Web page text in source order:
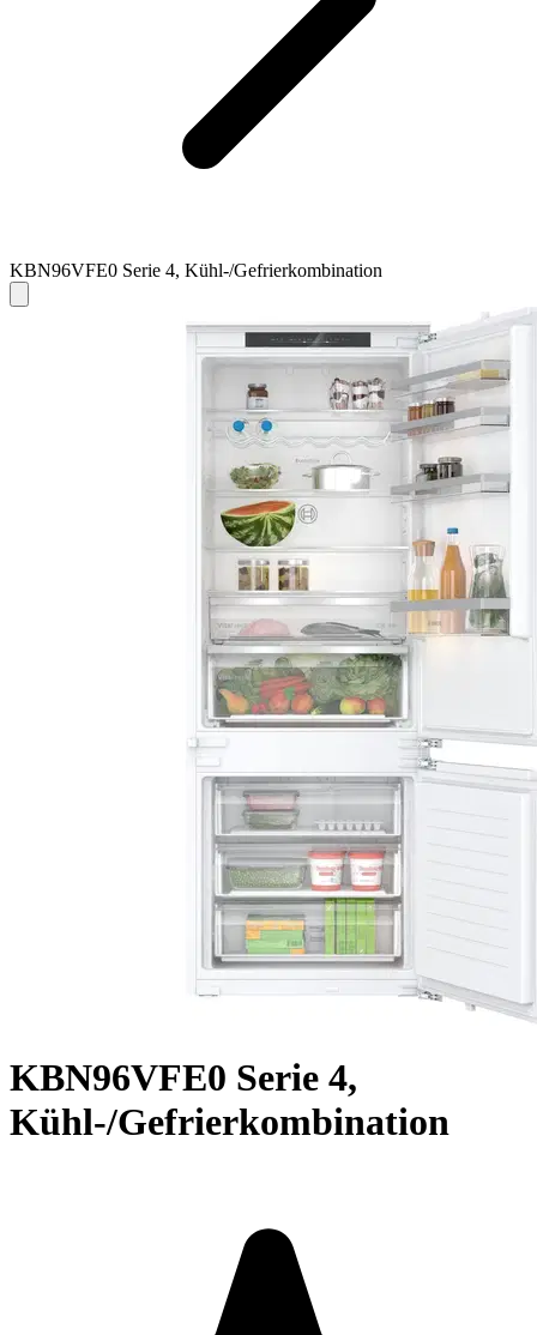
KBN96VFE0 Serie 4, Kühl-/Gefrierkombination
KBN96VFE0 Serie 4,
Kühl-/Gefrierkombination